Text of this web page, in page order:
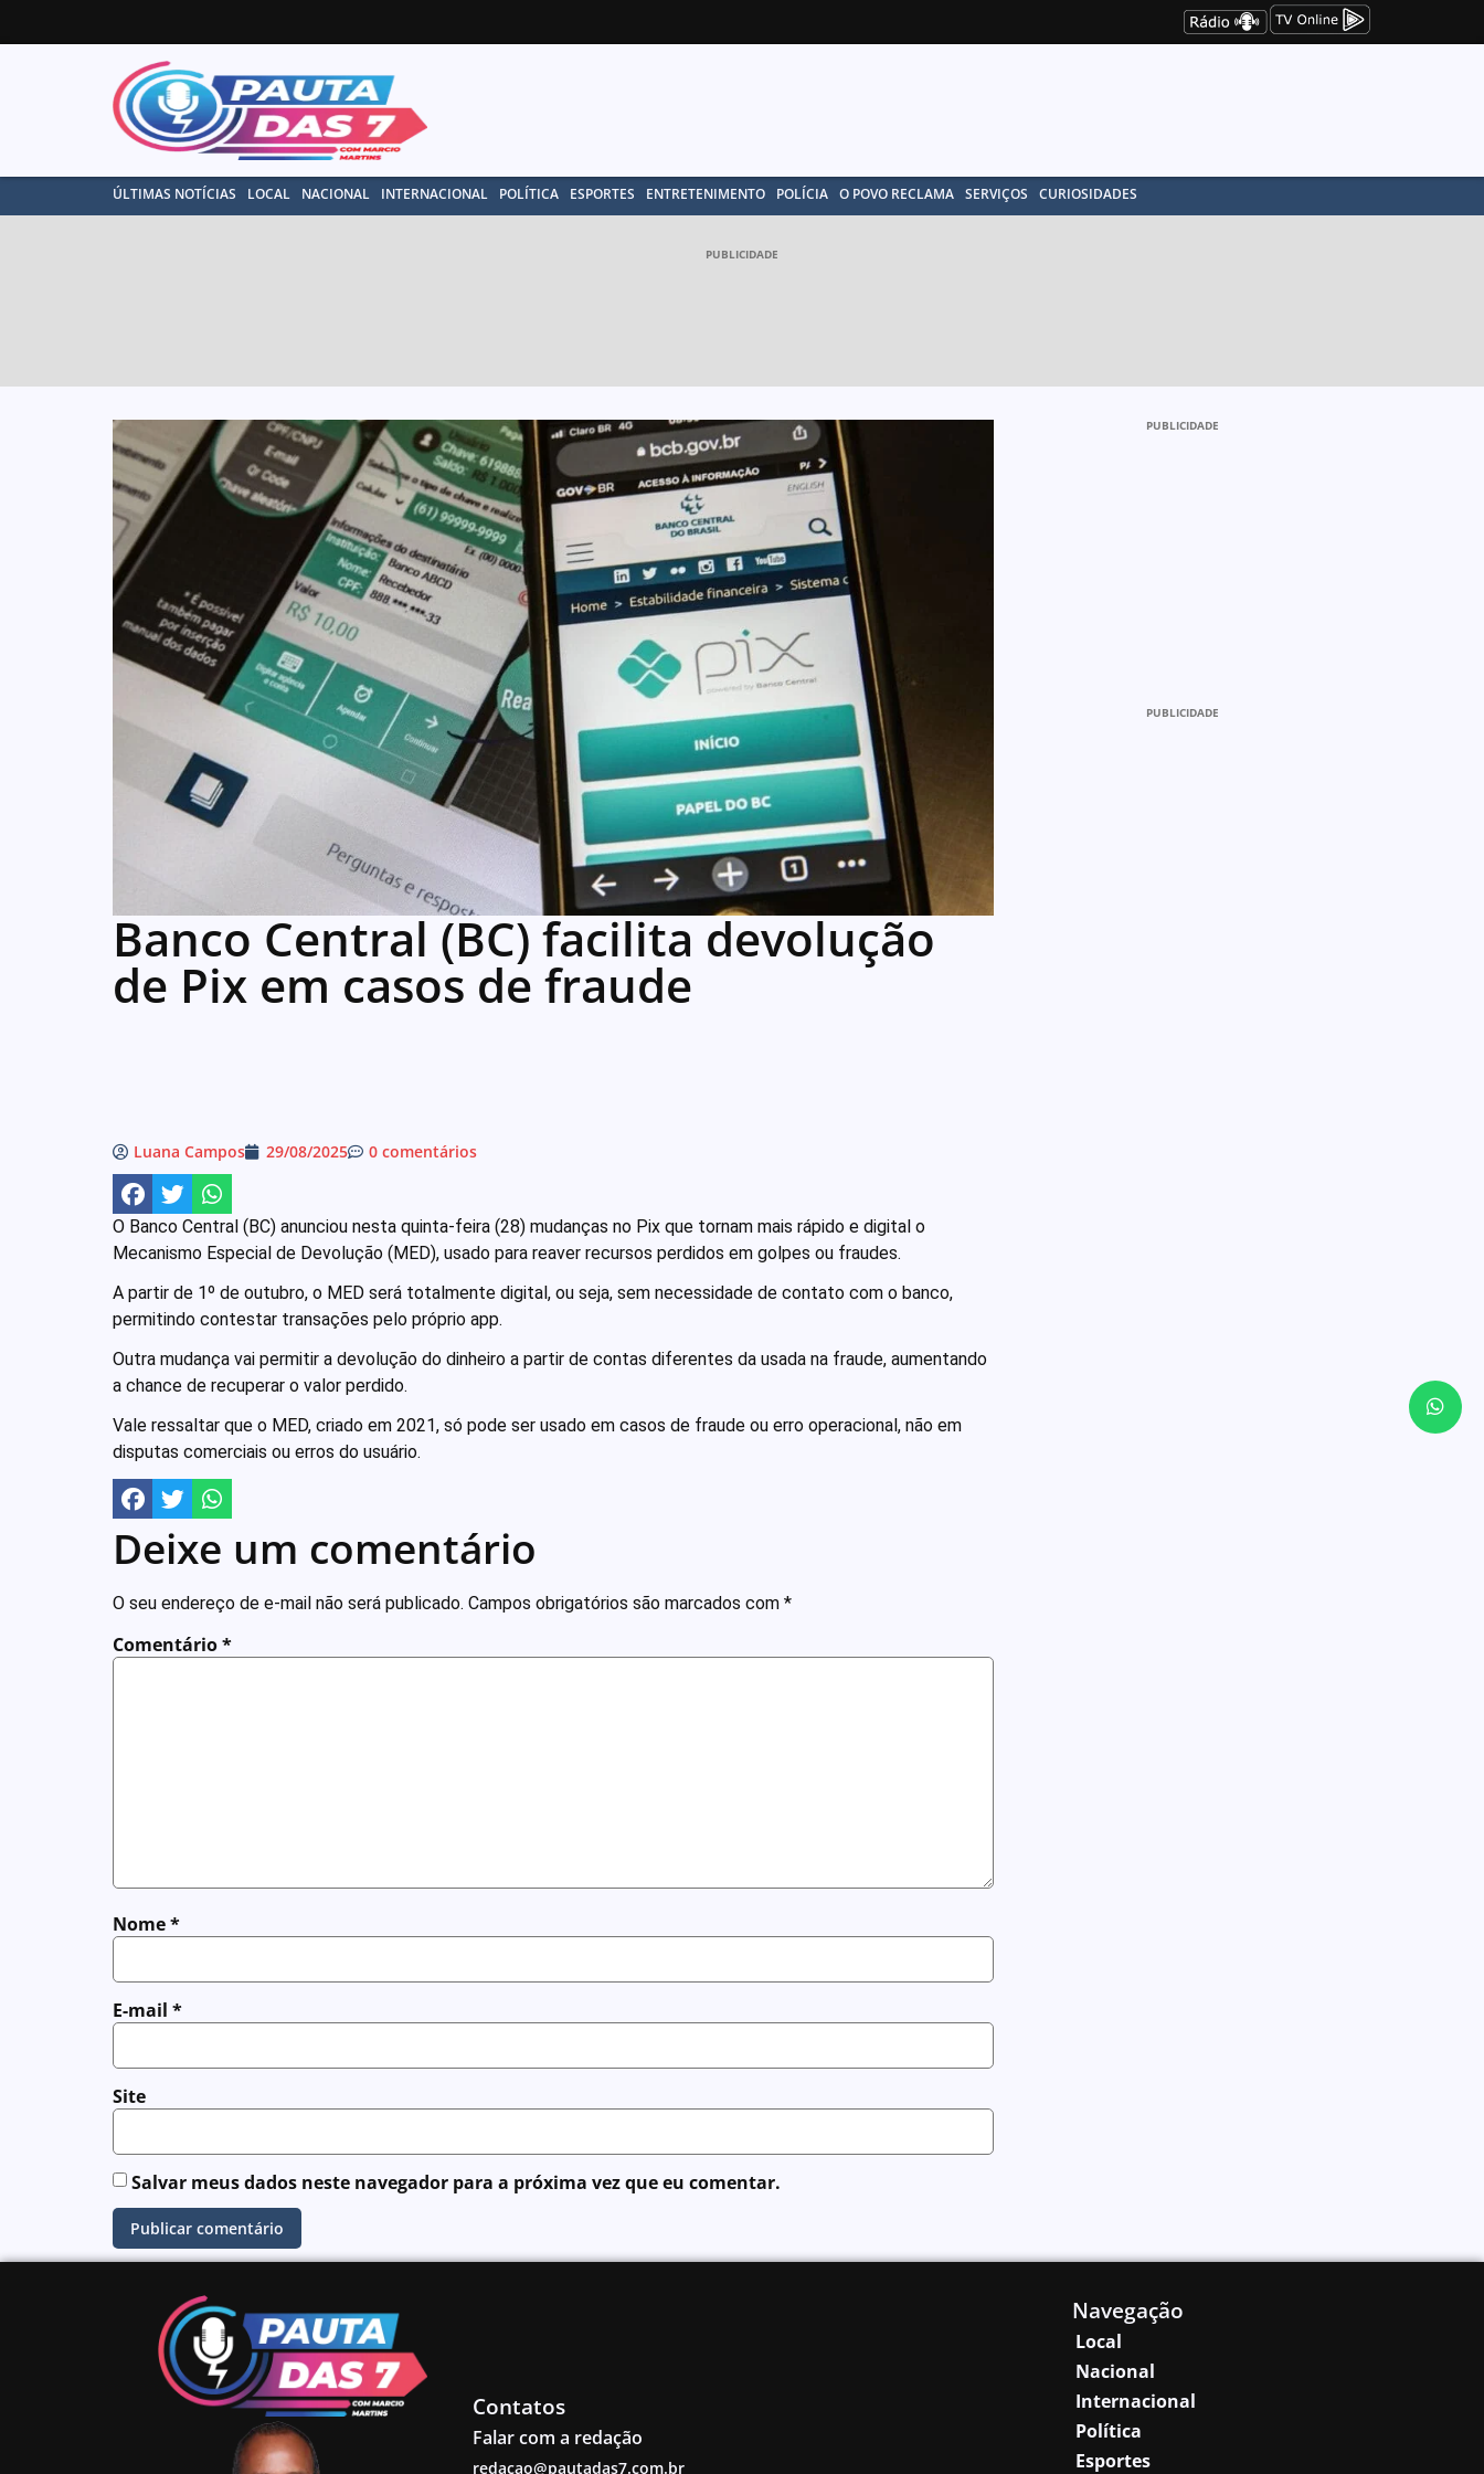
ÚLTIMAS NOTÍCIAS LOCAL NACIONAL INTERNACIONAL POLÍTICA ESPORTES ENTRETENIMENTO POLÍCIA O POVO RECLAMA SERVIÇOS CURIOSIDADES
PUBLICIDADE
Banco Central (BC) facilita devolução
de Pix em casos de fraude
Luana Campos 29/08/2025 0 comentários
O Banco Central (BC) anunciou nesta quinta-feira (28) mudanças no Pix que tornam mais rápido e digital o
Mecanismo Especial de Devolução (MED), usado para reaver recursos perdidos em golpes ou fraudes.
A partir de 1º de outubro, o MED será totalmente digital, ou seja, sem necessidade de contato com o banco,
permitindo contestar transações pelo próprio app.
Outra mudança vai permitir a devolução do dinheiro a partir de contas diferentes da usada na fraude, aumentando
a chance de recuperar o valor perdido.
Vale ressaltar que o MED, criado em 2021, só pode ser usado em casos de fraude ou erro operacional, não em
disputas comerciais ou erros do usuário.
Deixe um comentário
O seu endereço de e-mail não será publicado. Campos obrigatórios são marcados com *
Comentário*
Nome*
E-mail *
Site
Salvar meus dados neste navegador para a próxima vez que eu comentar.
PUBLICIDADE
PUBLICIDADE
Contatos
Falar com a redação
redacao@pautadas7.com.br
Navegação
Local
Nacional
Internacional
Política
Esportes